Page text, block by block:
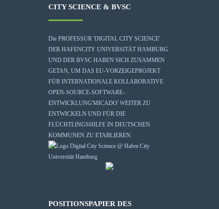
CITY SCIENCE & BVSC
Die PROFESSUR 'DIGITAL CITY SCIENCE'
DER HAFENCITY UNIVERSITÄT HAMBURG
UND DER BVSC HABEN SICH ZUSAMMEN
GETAN, UM DAS EU-VORZEIGEPROJEKT
FÜR INTERNATIONALE KOLLABORATIVE
OPEN-SOURCE-SOFTWARE-
ENTWICKLUNG'MICADO' WEITER ZU
ENTWICKELN UND FÜR DIE
FLÜCHTLINGSHILFE IN DEUTSCHEN
KOMMUNEN ZU ETABLIEREN.
POSITIONSPAPIER DES